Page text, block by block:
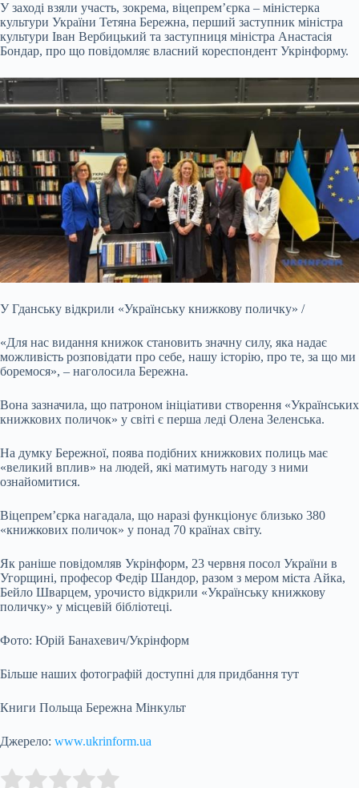
У заході взяли участь, зокрема, віцепрем’єрка – міністерка
культури України Тетяна Бережна, перший заступник міністра
культури Іван Вербицький та заступниця міністра Анастасія
Бондар, про що повідомляє власний кореспондент Укрінформу.
У Гданську відкрили «Українську книжкову поличку» /
«Для нас видання книжок становить значну силу, яка надає
можливість розповідати про себе, нашу історію, про те, за що ми
боремося», – наголосила Бережна.
Вона зазначила, що патроном ініціативи створення «Українських
книжкових поличок» у світі є перша леді Олена Зеленська.
На думку Бережної, поява подібних книжкових полиць має
«великий вплив» на людей, які матимуть нагоду з ними
ознайомитися.
Віцепрем’єрка нагадала, що наразі функціонує близько 380
«книжкових поличок» у понад 70 країнах світу.
Як раніше повідомляв Укрінформ, 23 червня посол України в
Угорщині, професор Федір Шандор, разом з мером міста Айка,
Бейло Шварцем, урочисто відкрили «Українську книжкову
поличку» у місцевій бібліотеці.
Фото: Юрій Банахевич/Укрінформ
Більше наших фотографій доступні для придбання тут
Книги Польща Бережна Мінкульт
Джерело: www.ukrinform.ua
Rate this item: